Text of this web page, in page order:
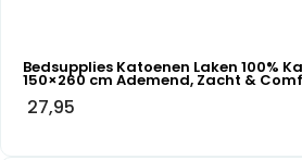
Bedsupplies Katoenen Laken 100%
150×260 cm Ademend, Zacht &
27,95